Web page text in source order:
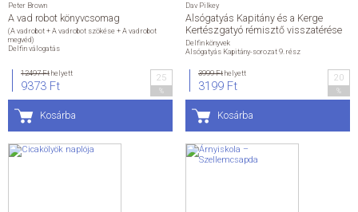
Peter Brown
A vad robot könyvcsomag
(A vad robot + A vad robot szökése + A vad robot
megvéd)
Delfin válogatás
12497 Fthelyett
9373 Ft
25
Kosárba
Dav Pilkey
Alsógatyás Kapitány és a Kerge
Kertészgatyó rémisztő visszatérése
Delfin könyvek
Alsógatyás Kapitány-sorozat 9. rész
3999 Fthelyett
3199 Ft
20
Kosárba